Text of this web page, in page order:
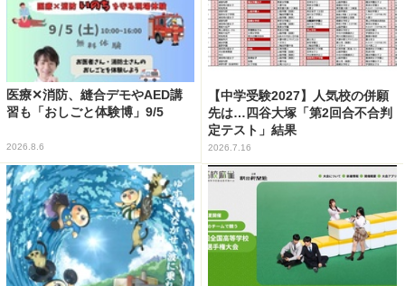
医療✕消防、縫合デモやAED講
習も「おしごと体験博」9/5
2026.8.6
【中学受験2027】人気校の併願
先は…四谷大塚「第2回合不合判
定テスト」結果
2026.7.16